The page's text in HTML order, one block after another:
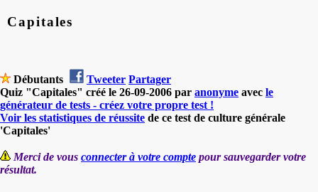
Capitales
Débutants Tweeter Partager
Quiz "Capitales" créé le 26-09-2006 par anonyme avec le
générateur de tests - créez votre propre test !
Voir les statistiques de réussite de ce test de culture générale
'Capitales'
Merci de vous connecter à votre compte pour sauvegarder votre
résultat.